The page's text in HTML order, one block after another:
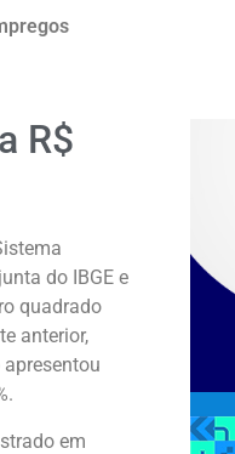
R$
do IBGE e
quadrado
anterior,
em